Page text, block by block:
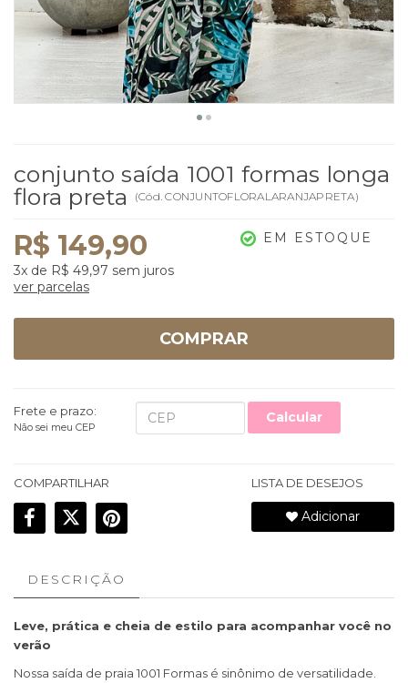
conjunto saída 1001 formas longa
flora preta
(Cód.CONJUNTOFLORALARANJAPRETA)
R$ 149,90
3x de R$ 49,97 sem juros
ver parcelas
EM ESTOQUE
COMPRAR
Frete e prazo:
Não sei meu CEP
Calcular
COMPARTILHAR LISTA DE DESEJOS
Adicionar
DESCRIÇÃO
Leve, prática e cheia de estilo para acompanhar você no
verão
Nossa saída de praia 1001 Formas é sinônimo de versatilidade.